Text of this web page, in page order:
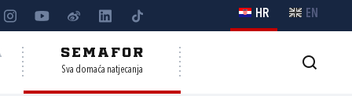
HR EN
SEMAFOR
Sva domaća natjecanja